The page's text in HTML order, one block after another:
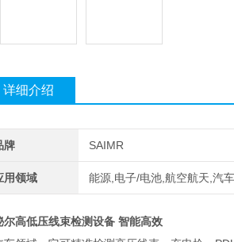
详细介绍
牌 SAIMR
用领域 能源,电子/电池,航空航天,汽
尔高低压线束检测设备 智能高效